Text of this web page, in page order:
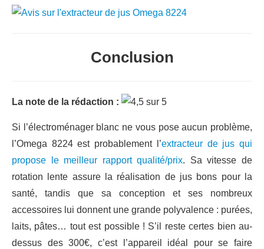
Conclusion
La note de la rédaction :
Si l’électroménager blanc ne vous pose aucun problème,
l’Omega 8224 est probablement l’extracteur de jus qui
propose le meilleur rapport qualité/prix. Sa vitesse de
rotation lente assure la réalisation de jus bons pour la
santé, tandis que sa conception et ses nombreux
accessoires lui donnent une grande polyvalence : purées,
laits, pâtes… tout est possible ! S’il reste certes bien au-
dessus des 300€, c’est l’appareil idéal pour se faire